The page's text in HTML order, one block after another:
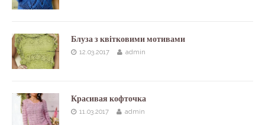
Блуза з квітковими мотивами
12.03.2017 admin
Красивая кофточка
11.03.2017 admin